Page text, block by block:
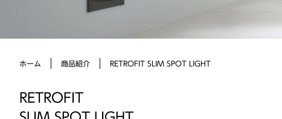
ホーム 商品紹介 RETROFIT SLIM SPOT LIGHT
RETROFIT